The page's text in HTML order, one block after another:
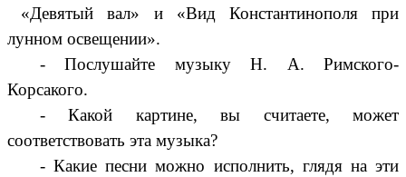
«Девятый вал» и «Вид Константинополя при
лунном освещении».
- Послушайте музыку Н. А. Римского-
Корсакого.
- Какой картине, вы считаете, может
соответствовать эта музыка?
- Какие песни можно исполнить, глядя на эти